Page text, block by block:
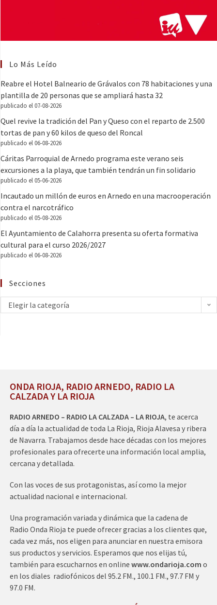
Lo Más Leído
Reabre el Hotel Balneario de Grávalos con 78 habitaciones y una
plantilla de 20 personas que se ampliará hasta 32
publicado el 07-08-2026
Quel revive la tradición del Pan y Queso con el reparto de 2.500
tortas de pan y 60 kilos de queso del Roncal
publicado el 06-08-2026
Cáritas Parroquial de Arnedo programa este verano seis
excursiones a la playa, que también tendrán un fin solidario
publicado el 05-06-2026
Incautado un millón de euros en Arnedo en una macrooperación
contra el narcotráfico
publicado el 05-08-2026
El Ayuntamiento de Calahorra presenta su oferta formativa
cultural para el curso 2026/2027
publicado el 06-08-2026
Secciones
Elegir la categoría
ONDA RIOJA, RADIO ARNEDO, RADIO LA
CALZADA Y LA RIOJA
RADIO ARNEDO – RADIO LA CALZADA – LA RIOJA, te acerca
día a día la actualidad de toda La Rioja, Rioja Alavesa y ribera
de Navarra. Trabajamos desde hace décadas con los mejores
profesionales para ofrecerte una información local amplia,
cercana y detallada.
Con las voces de sus protagonistas, así como la mejor
actualidad nacional e internacional.
Una programación variada y dinámica que la cadena de
Radio Onda Rioja te puede ofrecer gracias a los clientes que,
cada vez más, nos eligen para anunciar en nuestra emisora
sus productos y servicios. Esperamos que nos elijas tú,
también para escucharnos en online www.ondarioja.com o
en los diales radiofónicos del 95.2 FM., 100.1 FM., 97.7 FM y
97.0 FM.